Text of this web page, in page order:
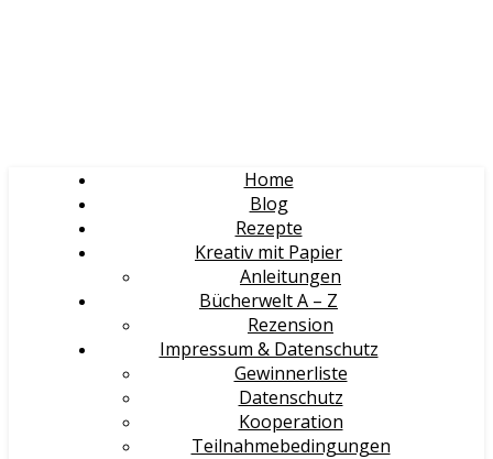
Home
Blog
Rezepte
Kreativ mit Papier
Anleitungen
Bücherwelt A – Z
Rezension
Impressum & Datenschutz
Gewinnerliste
Datenschutz
Kooperation
Teilnahmebedingungen